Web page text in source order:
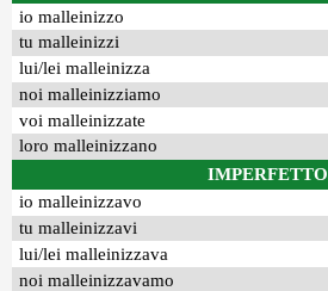
io malleinizzo
tu malleinizzi
lui/lei malleinizza
noi malleinizziamo
voi malleinizzate
loro malleinizzano
IMPERFETTO
io malleinizzavo
tu malleinizzavi
lui/lei malleinizzava
noi malleinizzavamo